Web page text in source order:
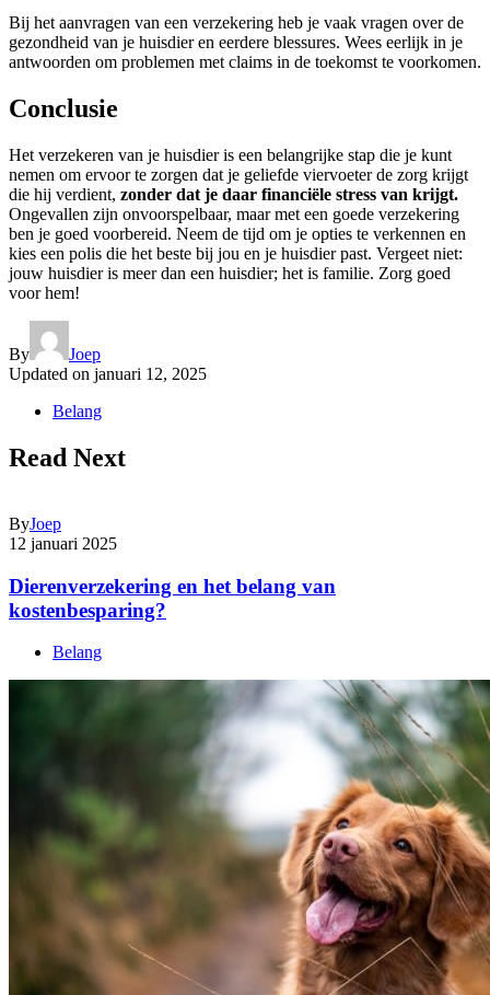
Bij het aanvragen van een verzekering heb je vaak vragen over de
gezondheid van je huisdier en eerdere blessures. Wees eerlijk in je
antwoorden om problemen met claims in de toekomst te voorkomen.
Conclusie
Het verzekeren van je huisdier is een belangrijke stap die je kunt
nemen om ervoor te zorgen dat je geliefde viervoeter de zorg krijgt
die hij verdient, zonder dat je daar financiële stress van krijgt.
Ongevallen zijn onvoorspelbaar, maar met een goede verzekering
ben je goed voorbereid. Neem de tijd om je opties te verkennen en
kies een polis die het beste bij jou en je huisdier past. Vergeet niet:
jouw huisdier is meer dan een huisdier; het is familie. Zorg goed
voor hem!
By
Joep
Updated on januari 12, 2025
Belang
Read Next
ByJoep
12 januari 2025
Dierenverzekering en het belang van
kostenbesparing?
Belang